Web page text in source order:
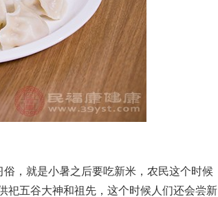
，就是小暑之后要吃新米，农民这个时候
祀五谷大神和祖先，这个时候人们还会尝新